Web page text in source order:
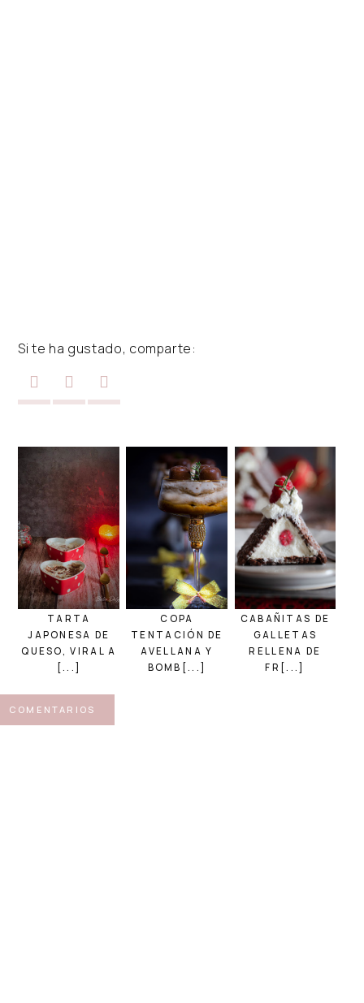
Si te ha gustado, comparte:
TARTA
JAPONESA DE
QUESO, VIRAL A
[...]
COPA
TENTACIÓN DE
AVELLANA Y
BOMB[...]
CABAÑITAS DE
GALLETAS
RELLENA DE
FR[...]
COMENTARIOS